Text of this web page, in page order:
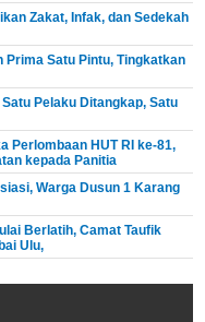
Zakat, Infak, dan Sedekah
Prima Satu Pintu, Tingkatkan
Pelaku Ditangkap, Satu
Perlombaan HUT RI ke-81,
kepada Panitia
Warga Dusun 1 Karang
Berlatih, Camat Taufik
Ulu,